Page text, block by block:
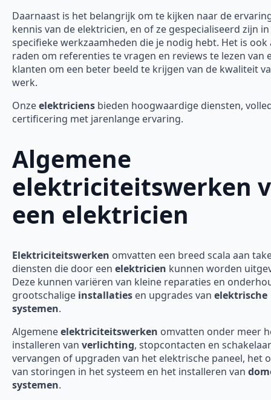
Daarnaast is het belangrijk om te kijken naar de
kennis van de elektricien, en of ze gespecialiseerd zijn
specifieke werkzaamheden die je nodig hebt. Het is ook
raden om referenties te vragen en reviews te lezen van
klanten om een beter beeld te krijgen van de kwaliteit
werk.
Onzeelektriciens bieden hoogwaardige diensten,
certificering met jarenlange ervaring.
Algemene
elektriciteitswerken
een elektricien
Elektriciteitswerken omvatten een breed scala aan
diensten die door een elektricien kunnen worden
Deze kunnen variëren van kleine reparaties en
grootschalige installaties en upgrades van elektrische
systemen.
Algemeneelektriciteitswerken omvatten onder meer
installeren van verlichting, stopcontacten en
vervangen of upgraden van het elektrische paneel, het
van storingen in het systeem en het installeren van
systemen.